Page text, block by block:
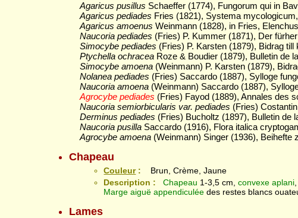
Agaricus pusillus Schaeffer (1774), Fungorum qui in
Agaricus pediades Fries (1821), Systema
Agaricus amoenus Weinmann (1828), in Fries,
Naucoria pediades (Fries) P. Kummer (1871), Der
Simocybe pediades (Fries) P. Karsten (1879), Bidrag
Ptychella ochracea Roze & Boudier (1879), Bulletin de
Simocybe amoena (Weinmann) P. Karsten (1879),
Nolanea pediades (Fries) Saccardo (1887), Sylloge
Naucoria amoena (Weinmann) Saccardo (1887),
Agrocybe pediades (Fries) Fayod (1889), Annales des
Naucoria semiorbicularis var. pediades (Fries)
Derminus pediades (Fries) Bucholtz (1897), Bulletin de
Naucoria pusilla Saccardo (1916), Flora italica
Agrocybe amoena (Weinmann) Singer (1936), Beihefte
Chapeau
Couleur:
Brun, Crème, Jaune
Description :
Chapeau 1-3,5 cm, convexe aplani,
Marge aiguë appendiculée des restes blancs
Lames